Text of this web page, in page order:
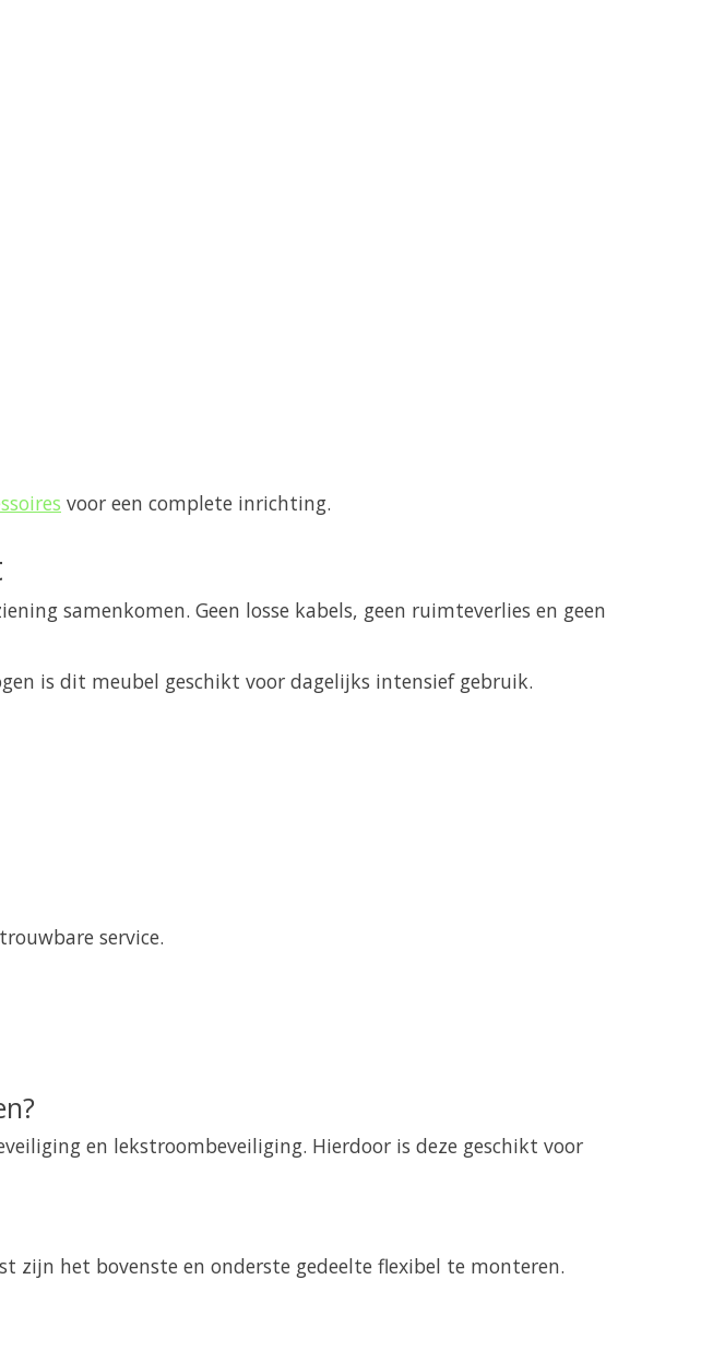
voor een complete inrichting.
samenkomen. Geen losse kabels, geen ruimteverlies en geen
is dit meubel geschikt voor dagelijks intensief gebruik.
service.
en lekstroombeveiliging. Hierdoor is deze geschikt voor
zijn het bovenste en onderste gedeelte flexibel te monteren.